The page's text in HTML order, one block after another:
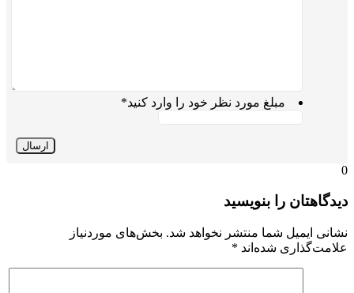
مبلغ مورد نظر خود را وارد کنید*
0
دیدگاهتان را بنویسید
نشانی ایمیل شما منتشر نخواهد شد. بخش‌های موردنیاز
علامت‌گذاری شده‌اند *